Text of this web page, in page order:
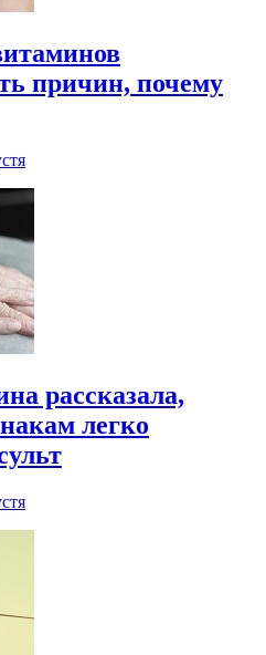
причин, почему
рассказала,
легко